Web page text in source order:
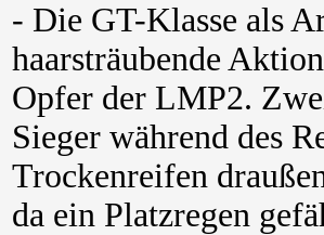
- Die GT-Klasse als
haarsträubende
Opfer der LMP2.
Sieger während des
Trockenreifen
da ein Platzregen